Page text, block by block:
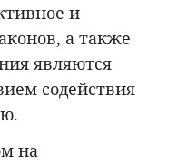
и
а также
являются
содействия
на